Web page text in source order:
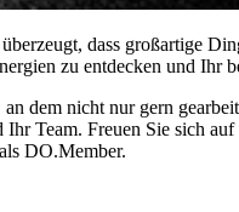
dass großartige
zu entdecken und Ihr
dem nicht nur gern
Team. Freuen Sie sich
DO.Member.